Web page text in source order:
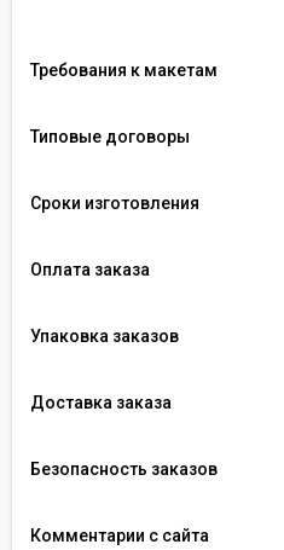
Требования к макетам
Типовые договоры
Сроки изготовления
Оплата заказа
Упаковка заказов
Доставка заказа
Безопасность заказов
Комментарии с сайта